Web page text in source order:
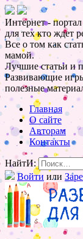
Интернет -
для тех кто ждет
Все о том как
мамой.
Лучшие статьи и
Развивающие
полезные
Главная
О сайте
Авторам
Контакты
НайтИ:
Войти или